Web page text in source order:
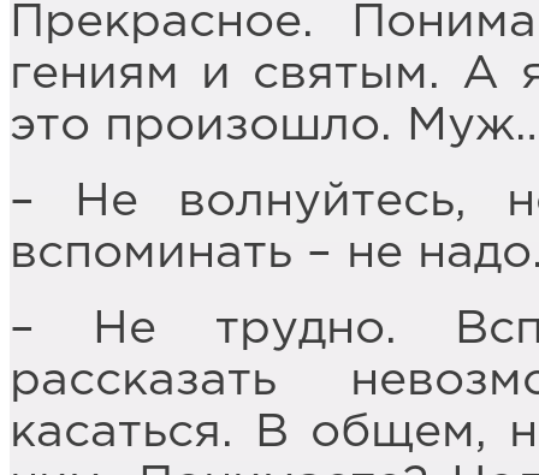
Прекрасное.
гениям и святым. А
это произошло.
– Не волнуйтесь,
вспоминать – не
– Не трудно.
рассказать
касаться. В общем,